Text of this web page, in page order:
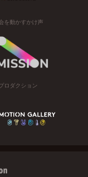
を動かすかけ声
ロダクション